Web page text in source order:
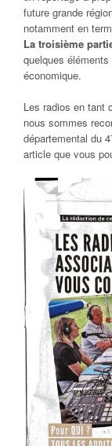
future grande
notamment en
La troisième
quelques
économique.
Les radios en tant
nous sommes
départemental du
article que vous